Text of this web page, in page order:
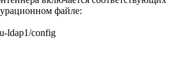
файле:
ldap1/config